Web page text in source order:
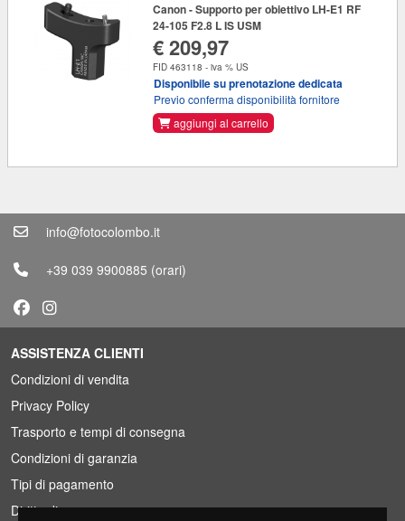
Canon - Supporto per obiettivo LH-E1 RF
24-105 F2.8 L IS USM
€ 209,97
FID 463118 - iva % US
Disponibile su prenotazione dedicata
Previo conferma disponibilità fornitore
aggiungi al carrello
info@fotocolombo.it
+39 039 9900885 (orari)
ASSISTENZA CLIENTI
Condizioni di vendita
Privacy Policy
Trasporto e tempi di consegna
Condizioni di garanzia
Tipi di pagamento
Diritto di recesso